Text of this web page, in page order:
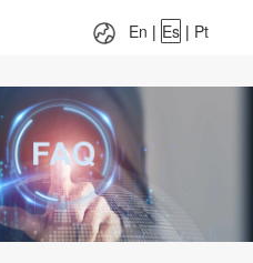
Pt
En | Es | Pt